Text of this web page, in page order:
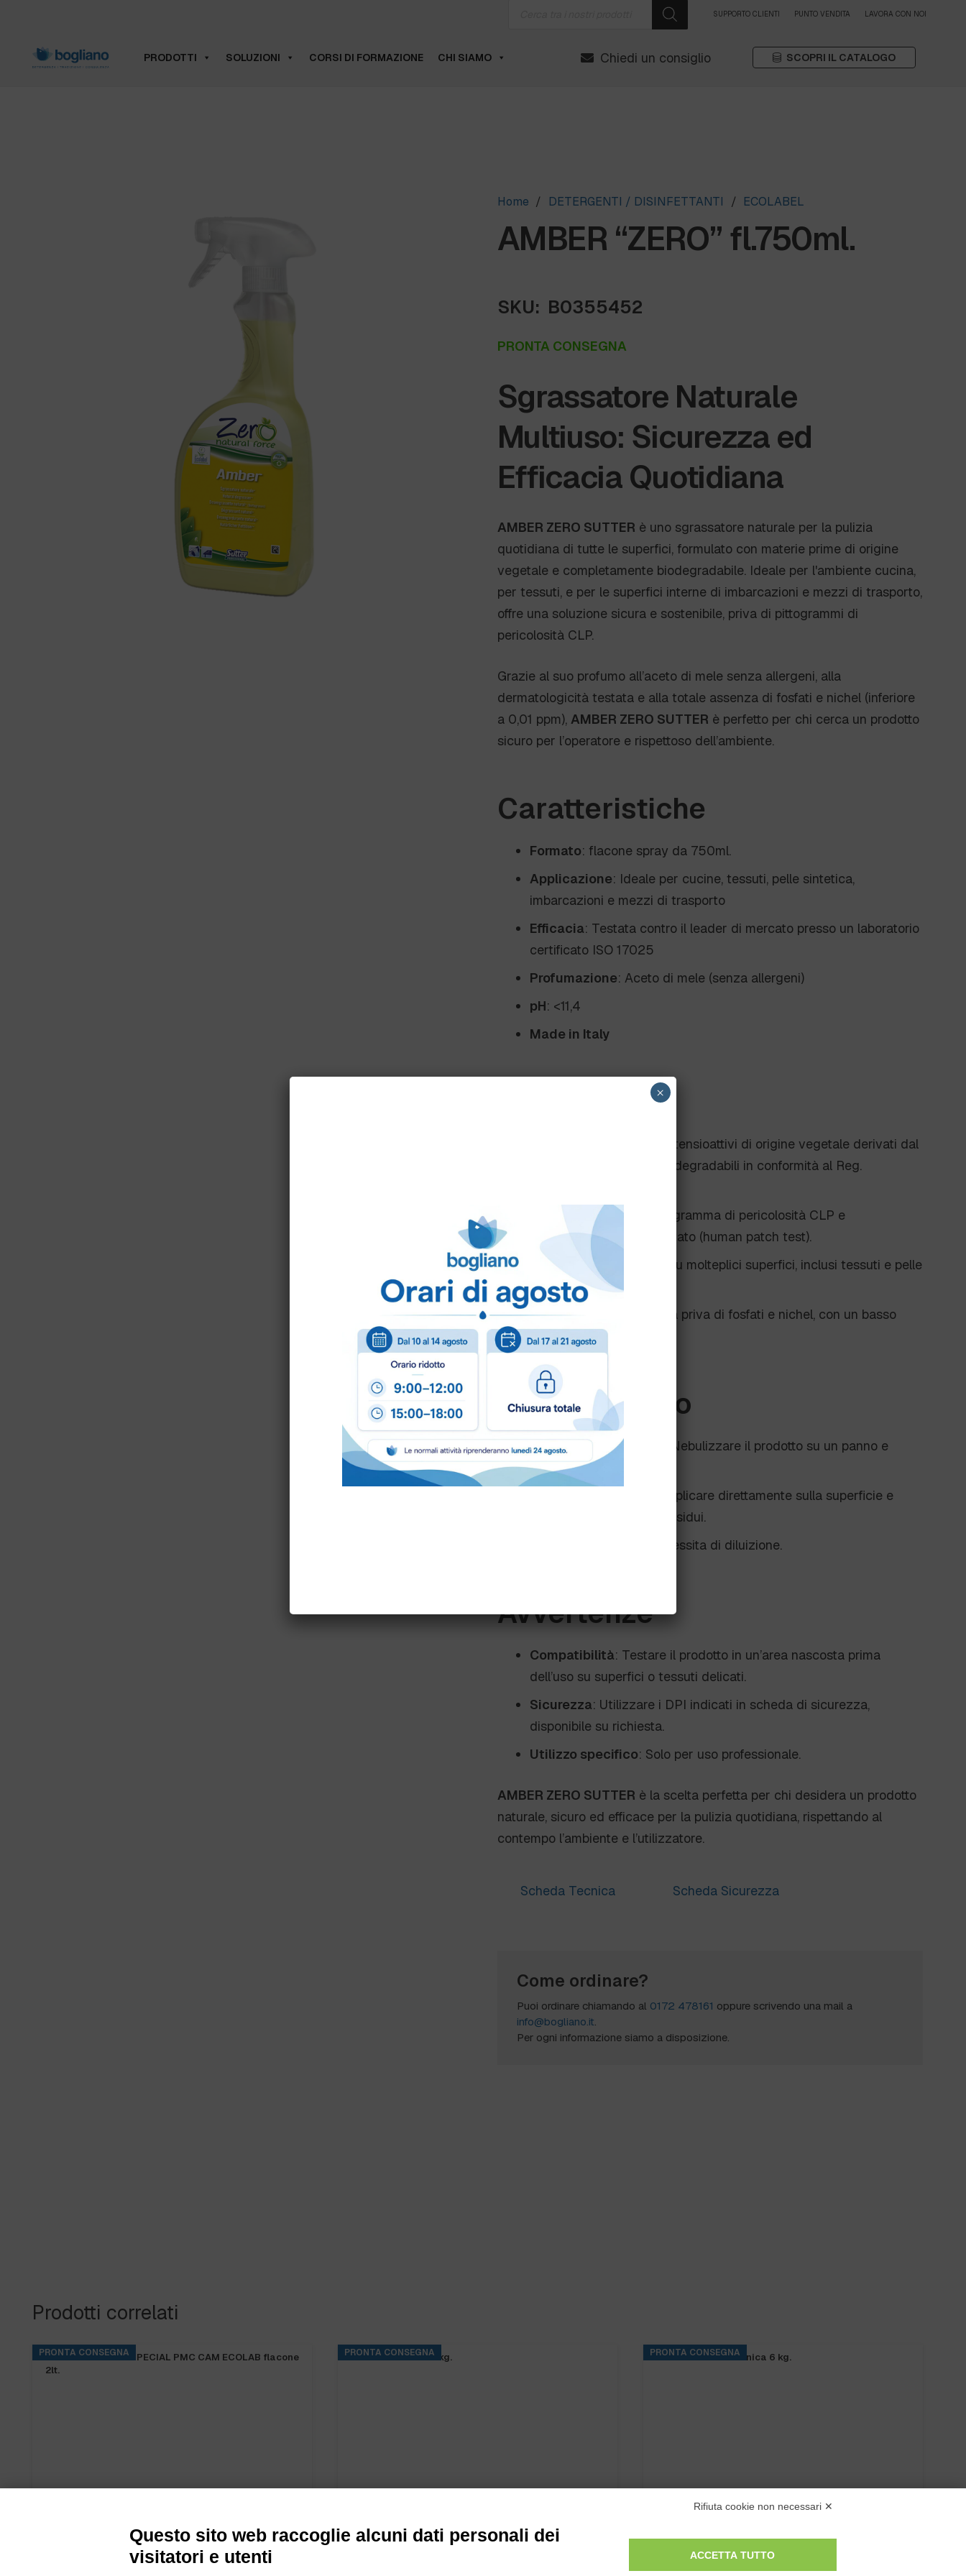
SUPPORTO CLIENTI PUNTO VENDITA LAVORA CON NOI
PRODOTTI SOLUZIONI CORSI DI FORMAZIONE CHI SIAMO Chiedi un consiglio SCOPRI IL CATALOGO
Home / DETERGENTI / DISINFETTANTI / ECOLABEL
AMBER “ZERO” fl.750ml.
SKU: B0355452
PRONTA CONSEGNA
Sgrassatore Naturale
Multiuso: Sicurezza ed
Efficacia Quotidiana
AMBER ZERO SUTTER è uno sgrassatore naturale per la pulizia
quotidiana di tutte le superfici, formulato con materie prime di origine
vegetale e completamente biodegradabile. Ideale per l'ambiente cucina,
per tessuti, e per le superfici interne di imbarcazioni e mezzi di trasporto,
offre una soluzione sicura e sostenibile, priva di pittogrammi di
pericolosità CLP.
Grazie al suo profumo all’aceto di mele senza allergeni, alla
dermatologicità testata e alla totale assenza di fosfati e nichel (inferiore
a 0,01 ppm), AMBER ZERO SUTTER è perfetto per chi cerca un prodotto
sicuro per l’operatore e rispettoso dell’ambiente.
Caratteristiche
Formato: flacone spray da 750ml.
Applicazione: Ideale per cucine, tessuti, pelle sintetica,
imbarcazioni e mezzi di trasporto
Efficacia: Testata contro il leader di mercato presso un laboratorio
certificato ISO 17025
Profumazione: Aceto di mele (senza allergeni)
pH: <11,4
Made in Italy
: Contiene tensioattivi di origine vegetale derivati dal
mais, completamente biodegradabili in conformità al Reg.
Sicurezza
: Nessun pittogramma di pericolosità CLP e
dermatologicamente testato (human patch test).
Versatilità: Utilizzabile su molteplici superfici, inclusi tessuti e pelle
sintetica.
Ecosostenibile
: Formula priva di fosfati e nichel, con un basso
impatto ambientale.
Consigli d'uso
Per superfici generali
: Nebulizzare il prodotto su un panno e
pulire.
: Applicare direttamente sulla superficie e
risciacquare in caso di residui.
: Non necessita di diluizione.
Avvertenze
Compatibilità: Testare il prodotto in un’area nascosta prima
dell’uso su superfici o tessuti delicati.
Sicurezza: Utilizzare i DPI indicati in scheda di sicurezza,
disponibile su richiesta.
Utilizzo specifico: Solo per uso professionale.
AMBER ZERO SUTTER è la scelta perfetta per chi desidera un prodotto
naturale, sicuro ed efficace per la pulizia quotidiana, rispettando al
contempo l’ambiente e l’utilizzatore.
Scheda Tecnica Scheda Sicurezza
Come ordinare?
Puoi ordinare chiamando al 0172 478161 oppure scrivendo una mail a
info@bogliano.it.
Per ogni informazione siamo a disposizione.
Prodotti correlati
PRONTA CONSEGNA
BASE RINS S2 ta.5 kg. PRONTA CONSEGNA
SANIBAR CLORO tanica 6 kg. PRONTA CONSEGNA
LH INCOLORE 70 fl.1000 ml.
×
Rifiuta cookie non necessari ✕
Questo sito web raccoglie alcuni dati personali dei
visitatori e utenti
ACCETTA TUTTO